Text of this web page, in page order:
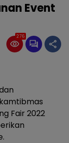
Event
276
Fair 2022